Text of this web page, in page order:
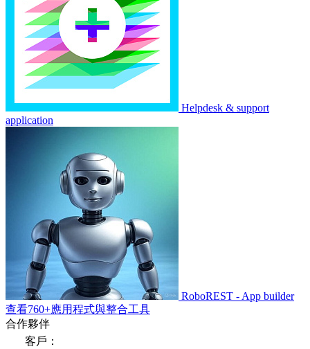
Helpdesk & support
application
RoboREST - App builder
查看760+應用程式與整合工具
合作夥伴
客戶：